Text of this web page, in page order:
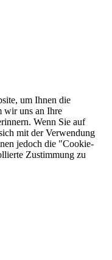
um Ihnen die
wir uns an Ihre
Wenn Sie auf
mit der Verwendung
jedoch die "Cookie-
Zustimmung zu